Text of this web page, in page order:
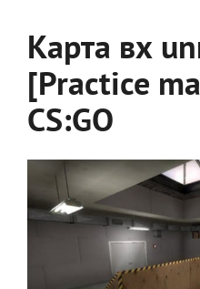
Карта вх
[Practice
CS:GO